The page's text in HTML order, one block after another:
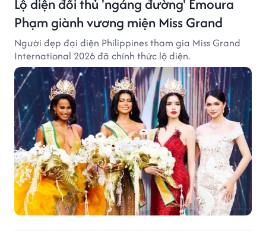
Phạm giành vương miện Miss Grand
Người đẹp đại diện Philippines tham gia Miss Grand
International 2026 đã chính thức lộ diện.